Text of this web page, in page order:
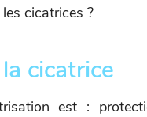
cicatrices ?
cicatrice
est :